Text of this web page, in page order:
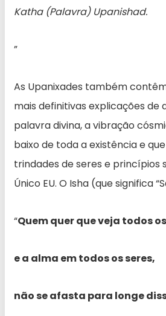
Katha (Palavra) Upanishad.
”
As Upanixades também
mais definitivas explicações de
palavra divina, a vibração
baixo de toda a existência e
trindades de seres e princípios
Único EU. O Isha (que significa
“Quem quer que veja todos
e a alma em todos os seres,
não se afasta para longe